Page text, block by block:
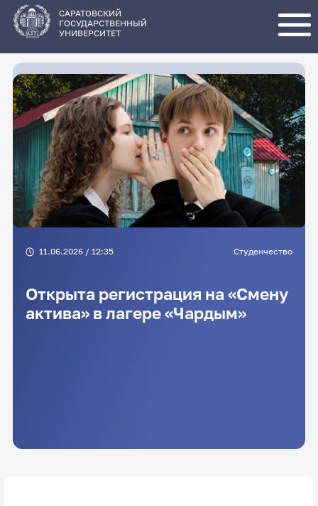
основному
содержанию
САРАТОВСКИЙ
ГОСУДАРСТВЕННЫЙ
УНИВЕРСИТЕТ
11.06.2026 / 12:35 Студенчество
Открыта регистрация на «Смену
актива» в лагере «Чардым»